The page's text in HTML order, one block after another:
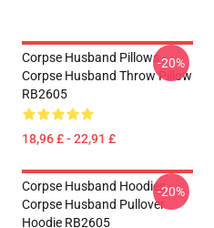
Corpse Husband Pillows -
Corpse Husband Throw Pillow
RB2605
18,96 £ - 22,91 £
-20%
Corpse Husband Hoodies -
Corpse Husband Pullover
Hoodie RB2605
-20%